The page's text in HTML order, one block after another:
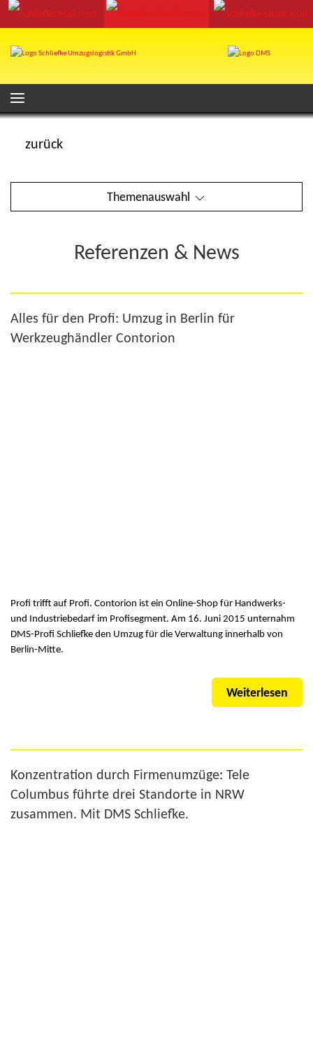
zurück
Themenauswahl
Referenzen & News
Alles für den Profi: Umzug in Berlin für
Werkzeughändler Contorion
Profi trifft auf Profi. Contorion ist ein Online-Shop für Handwerks-
und Industriebedarf im Profisegment. Am 16. Juni 2015 unternahm
DMS-Profi Schliefke den Umzug für die Verwaltung innerhalb von
Berlin-Mitte.
Weiterlesen
Konzentration durch Firmenumzüge: Tele
Columbus führte drei Standorte in NRW
zusammen. Mit DMS Schliefke.